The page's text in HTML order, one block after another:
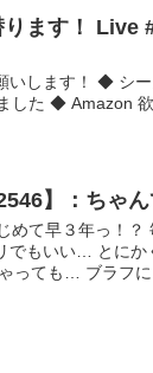
ります！
いします！ ◆ シ
した ◆ Amazon
】：ちゃ
めて早３年っ！
でもいい… とに
っても… ブラフ